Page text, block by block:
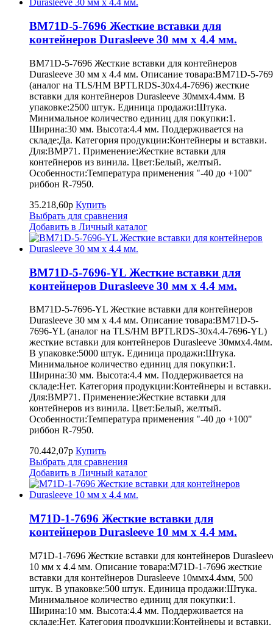
BM71D-5-7696 Жесткие вставки для
контейнеров Durasleeve 30 мм х 4.4 мм.
BM71D-5-7696 Жесткие вставки для контейнеров
Durasleeve 30 мм х 4.4 мм. Описание товара:BM71D-5-
(аналог на TLS/HM BPTLRDS-30x4.4-7696) жесткие
вставки для контейнеров Durasleeve 30ммх4.4мм. В
упаковке:2500 штук. Единица продажи:Штука.
Минимальное количество единиц для покупки:1.
Ширина:30 мм. Высота:4.4 мм. Поддерживается на
складе:Да. Категория продукции:Контейнеры и вставки.
Для:BMP71. Применение:Жесткие вставки для
контейнеров из винила. Цвет:Белый, желтый.
Особенности:Температура применения "-40 до +100"
риббон R-7950.
35.218,60р Купить
Выбрать для сравнения
Добавить в Личный каталог
BM71D-5-7696-YL Жесткие вставки для
контейнеров Durasleeve 30 мм х 4.4 мм.
BM71D-5-7696-YL Жесткие вставки для контейнеров
Durasleeve 30 мм х 4.4 мм. Описание товара:BM71D-5-
7696-YL (аналог на TLS/HM BPTLRDS-30x4.4-7696-YL)
жесткие вставки для контейнеров Durasleeve 30ммх4.4мм.
В упаковке:5000 штук. Единица продажи:Штука.
Минимальное количество единиц для покупки:1.
Ширина:30 мм. Высота:4.4 мм. Поддерживается на
складе:Нет. Категория продукции:Контейнеры и вставки.
Для:BMP71. Применение:Жесткие вставки для
контейнеров из винила. Цвет:Белый, желтый.
Особенности:Температура применения "-40 до +100"
риббон R-7950.
70.442,07р Купить
Выбрать для сравнения
Добавить в Личный каталог
M71D-1-7696 Жесткие вставки для
контейнеров Durasleeve 10 мм х 4.4 мм.
M71D-1-7696 Жесткие вставки для контейнеров
10 мм х 4.4 мм. Описание товара:M71D-1-7696 жесткие
вставки для контейнеров Durasleeve 10ммх4.4мм, 500
штук. В упаковке:500 штук. Единица продажи:Штука.
Минимальное количество единиц для покупки:1.
Ширина:10 мм. Высота:4.4 мм. Поддерживается на
складе:Нет. Категория продукции:Контейнеры и вставки.